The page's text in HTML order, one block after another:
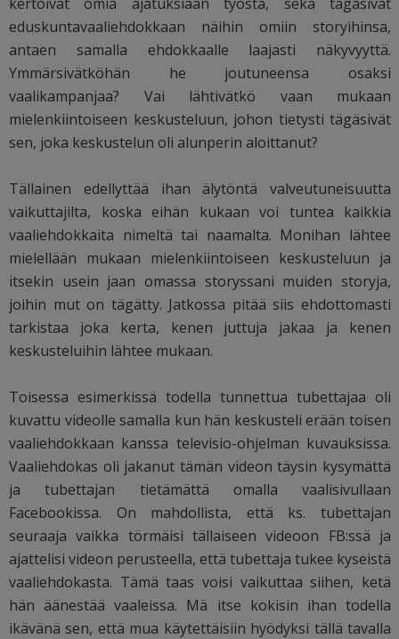
eduskuntavaaliehdokkaan näihin omiin storyihinsa,
antaen samalla ehdokkaalle laajasti näkyvyyttä.
Ymmärsivätköhän he joutuneensa osaksi
vaalikampanjaa? Vai lähtivätkö vaan mukaan
mielenkiintoiseen keskusteluun, johon tietysti tägäsivät
sen, joka keskustelun oli alunperin aloittanut?
Tällainen edellyttää ihan älytöntä valveutuneisuutta
vaikuttajilta, koska eihän kukaan voi tuntea kaikkia
vaaliehdokkaita nimeltä tai naamalta. Monihan lähtee
mielellään mukaan mielenkiintoiseen keskusteluun ja
itsekin usein jaan omassa storyssani muiden storyja,
joihin mut on tägätty. Jatkossa pitää siis ehdottomasti
tarkistaa joka kerta, kenen juttuja jakaa ja kenen
keskusteluihin lähtee mukaan.
Toisessa esimerkissä todella tunnettua tubettajaa oli
kuvattu videolle samalla kun hän keskusteli erään toisen
vaaliehdokkaan kanssa televisio-ohjelman kuvauksissa.
Vaaliehdokas oli jakanut tämän videon täysin kysymättä
ja tubettajan tietämättä omalla vaalisivullaan
Facebookissa. On mahdollista, että ks. tubettajan
seuraaja vaikka törmäisi tällaiseen videoon FB:ssä ja
ajattelisi videon perusteella, että tubettaja tukee kyseistä
vaaliehdokasta. Tämä taas voisi vaikuttaa siihen, ketä
hän äänestää vaaleissa. Mä itse kokisin ihan todella
ikävänä sen, että mua käytettäisiin hyödyksi tällä tavalla